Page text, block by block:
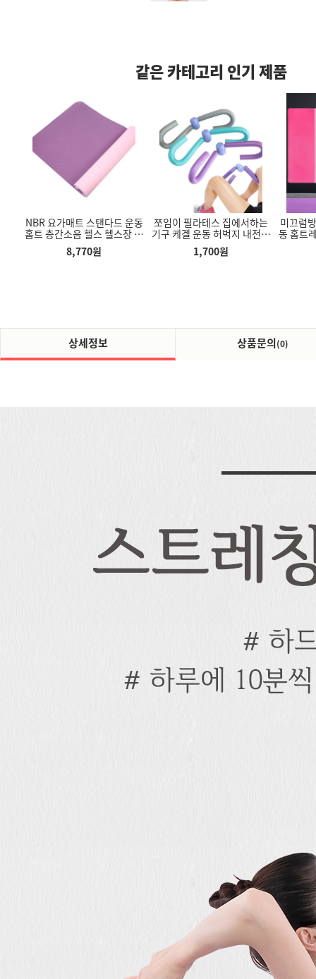
같은 카테고리 인기 제품
NBR 요가매트 스탠다드 운동
홈트 층간소음 헬스 헬스장 두
꺼운 홈트레이닝
8,770원
쪼임이 필라테스 집에서하는
기구 케겔 운동 허벅지 내전근
홈트레이닝
1,700원
미끄럼
동 홈트
튼튼한 장우
드 자동우산
에어로워킹스텝퍼 다리 헬스
발 마사지 에어 쿠션 유산소
신발 늘리기 신발 제골기 슈트
리 발볼 하이힐 확장기 가죽
상세정보 상품문의(0)